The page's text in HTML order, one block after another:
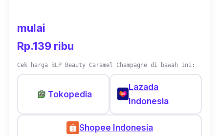
mulai
Rp.139 ribu
Cek harga BLP Beauty Caramel Champagne di bawah ini:
Tokopedia
Lazada
Indonesia
Shopee Indonesia